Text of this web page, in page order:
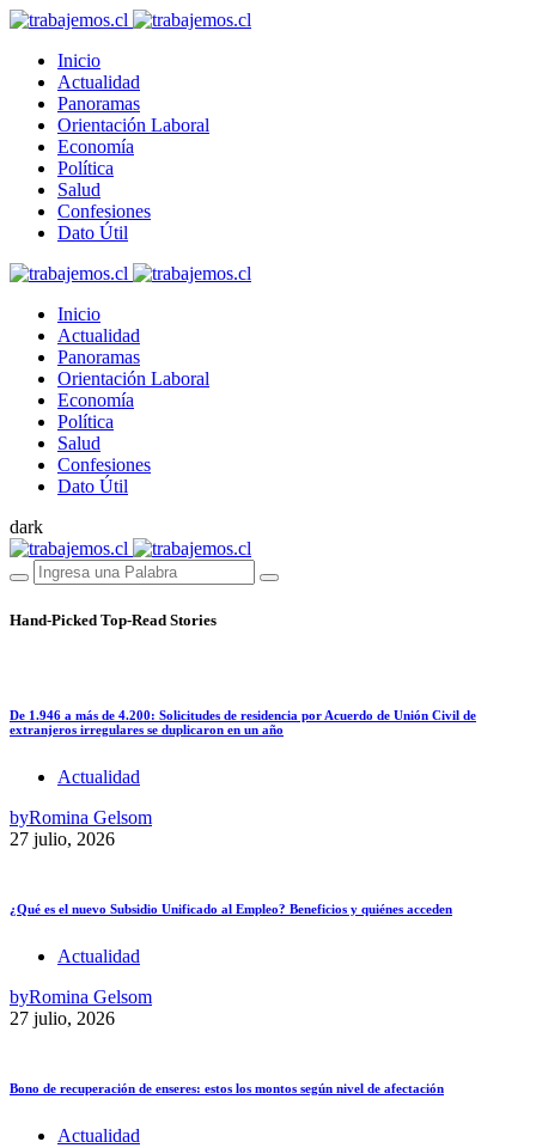
Inicio
Actualidad
Panoramas
Orientación Laboral
Economía
Política
Salud
Confesiones
Dato Útil
Inicio
Actualidad
Panoramas
Orientación Laboral
Economía
Política
Salud
Confesiones
Dato Útil
dark
Hand-Picked Top-Read Stories
De 1.946 a más de 4.200: Solicitudes de residencia por Acuerdo de Unión Civil de
extranjeros irregulares se duplicaron en un año
Actualidad
byRomina Gelsom
27 julio, 2026
¿Qué es el nuevo Subsidio Unificado al Empleo? Beneficios y quiénes acceden
Actualidad
byRomina Gelsom
27 julio, 2026
Bono de recuperación de enseres: estos los montos según nivel de afectación
Actualidad